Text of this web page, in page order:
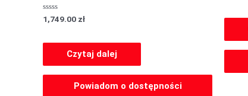
Oceniony
1,749.00 zł
Czytaj dalej
Powiadom o dostępności